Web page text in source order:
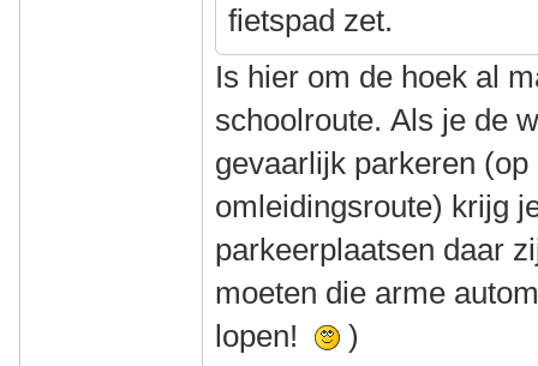
fietspad zet.
Is hier om de hoek al
schoolroute. Als je de
gevaarlijk parkeren
omleidingsroute) krijg
parkeerplaatsen daar
moeten die arme
lopen!
)